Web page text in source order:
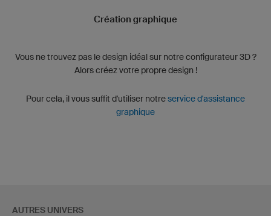
Création graphique
Vous ne trouvez pas le design idéal sur notre configurateur 3D ?
Alors créez votre propre design !
Pour cela, il vous suffit d'utiliser notreservice d'assistance
graphique
AUTRES UNIVERS